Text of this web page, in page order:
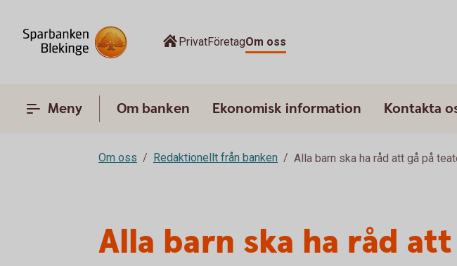
PrivatFöretagOm oss
Meny Om banken Ekonomisk information Kontakta
Om oss Redaktionellt från banken Alla barn ska ha råd att gå på
Alla barn ska ha råd